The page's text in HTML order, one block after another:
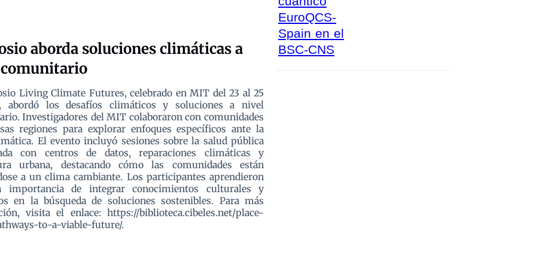
aborda soluciones climáticas a
Living Climate Futures, celebrado en MIT del 23 al 25
abordó los desafíos climáticos y soluciones a nivel
Investigadores del MIT colaboraron con comunidades
regiones para explorar enfoques específicos ante la
El evento incluyó sesiones sobre la salud pública
con centros de datos, reparaciones climáticas y
urbana, destacando cómo las comunidades están
a un clima cambiante. Los participantes aprendieron
importancia de integrar conocimientos culturales y
en la búsqueda de soluciones sostenibles. Para más
visita el enlace: https://biblioteca.cibeles.net/place-
to-a-viable-future/.